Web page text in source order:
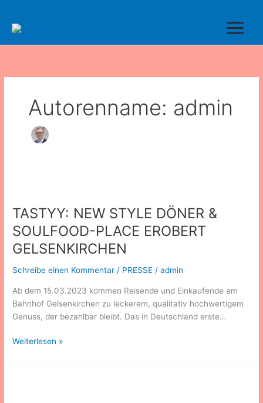
springen
Autorenname: admin
TASTYY: NEW STYLE DÖNER &
SOULFOOD-PLACE EROBERT
GELSENKIRCHEN
Schreibe einen Kommentar / PRESSE /admin
Ab dem 15.03.2023 kommen Reisende und Einkaufende am
Bahnhof Gelsenkirchen zu leckerem, qualitativ hochwertigem
Genuss, der bezahlbar bleibt. Das in Deutschland erste…
STYLE
DÖNER
&
SOULFOOD-
EROBERT
GELSENKIRCHEN
Weiterlesen »